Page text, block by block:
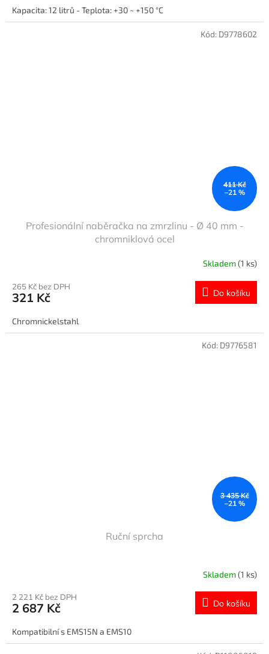
Kapacita: 12 litrů - Teplota: +30 ~ +150 °C
411 Kč
–21 %
Profesionální naběračka na zmrzlinu - Ø 40 mm -
chromniklová ocel
Skladem(1 ks)
265 Kč bez DPH
321 Kč Do košíku
Chromnickelstahl
Kód: D9778602
3 435 Kč
–21 %
Ruční sprcha
Skladem(1 ks)
2 221 Kč bez DPH
2 687 Kč Do košíku
Kompatibilní s EMS15N a EMS10
Kód: D9776581